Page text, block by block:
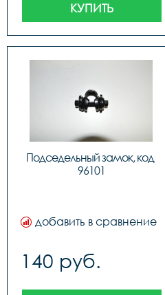
КУПИТЬ
Подседельный замок, код
96101
добавить в сравнение
140 руб.